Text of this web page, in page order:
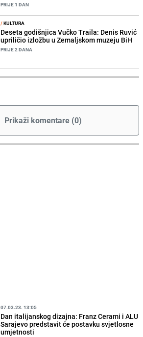
PRIJE 1 DAN
/KULTURA
Deseta godišnjica Vučko Traila: Denis Ruvić
upriličio izložbu u Zemaljskom muzeju BiH
PRIJE 2 DANA
Prikaži komentare (0)
07.03.23. 13:05
Dan italijanskog dizajna: Franz Cerami i ALU
Sarajevo predstavit će postavku svjetlosne
umjetnosti